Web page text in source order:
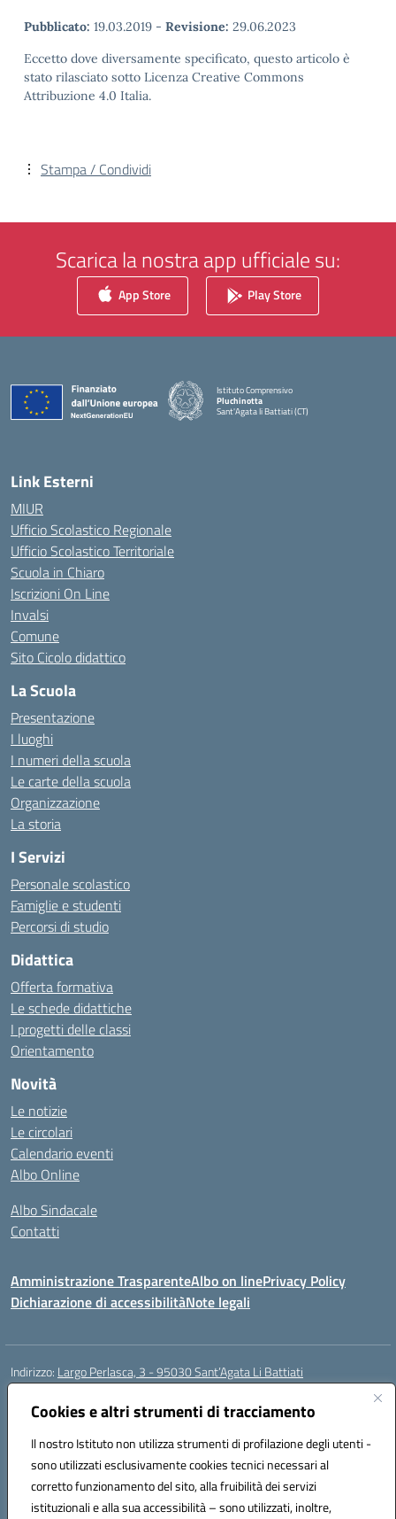
Cookies e altri strumenti di tracciamento
Il nostro Istituto non utilizza strumenti di profilazione degli utenti -
sono utilizzati esclusivamente cookies tecnici necessari al
corretto funzionamento del sito, alla fruibilità dei servizi
istituzionali e alla sua accessibilità – sono utilizzati, inoltre,
Pubblicato: 19.03.2019 - Revisione: 29.06.2023
Eccetto dove diversamente specificato, questo articolo è
stato rilasciato sotto Licenza Creative Commons
Attribuzione 4.0 Italia.
Stampa / Condividi
Scarica la nostra app ufficiale su:
App Store Play Store
Istituto Comprensivo
Pluchinotta
Sant'Agata li Battiati (CT)
— Visita la pagina iniziale della scuola
Link Esterni
MIUR
Ufficio Scolastico Regionale
Ufficio Scolastico Territoriale
Scuola in Chiaro
Iscrizioni On Line
Invalsi
Comune
Sito Cicolo didattico
La Scuola
Presentazione
I luoghi
I numeri della scuola
Le carte della scuola
Organizzazione
La storia
I Servizi
Personale scolastico
Famiglie e studenti
Percorsi di studio
Didattica
Offerta formativa
Le schede didattiche
I progetti delle classi
Orientamento
Novità
Le notizie
Le circolari
Calendario eventi
Albo Online
Albo Sindacale
Contatti
Amministrazione TrasparenteAlbo on linePrivacy Policy
Dichiarazione di accessibilitàNote legali
Indirizzo: Largo Perlasca, 3 - 95030 Sant’Agata Li Battiati
Centralino:
ctic8bl002@istruzione.it
Posta elettronica certificata (PEC):ctic8bl002@pec.istruzione.it
Codice fiscale: 93253680875
Codice meccanografico:CTIC8BL002
Codice Indice delle Pubbliche Amministrazioni (IPA): 7UKG69R2
Codice unico di fatturazione (CUF): F8M4AH